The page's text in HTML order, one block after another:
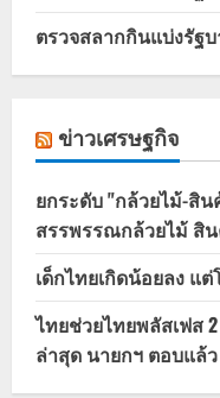
ตรวจสลากกินแบ่งรัฐ
ข่าวเศรษฐกิจ
ยกระดับ "กล้วยไม้-สิ
สรรพรรณกล้วยไม้ สิ
เด็กไทยเกิดน้อยลง แ
ไทยช่วยไทยพลัสเฟส
ล่าสุด นายกฯ ตอบแล้ว